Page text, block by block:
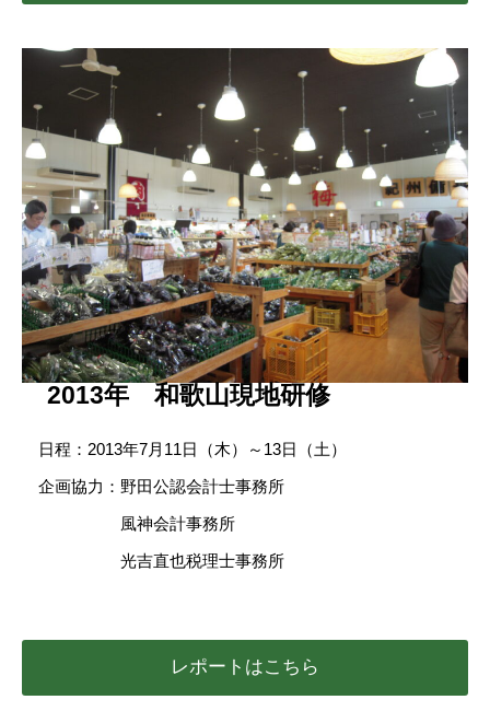
2013年 和歌山現地研修
日程：2013年7月11日（木）～13日（土）
企画協力：野田公認会計士事務所
風神会計事務所
光吉直也税理士事務所
レポートはこちら